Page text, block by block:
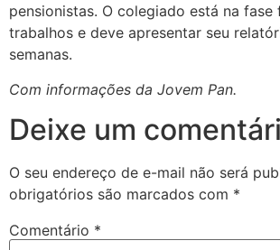
pensionistas. O colegiado está na fase
trabalhos e deve apresentar seu
semanas.
Com informações da Jovem Pan.
Deixe um
O seu endereço de e-mail não será
obrigatórios são marcados com *
Comentário *